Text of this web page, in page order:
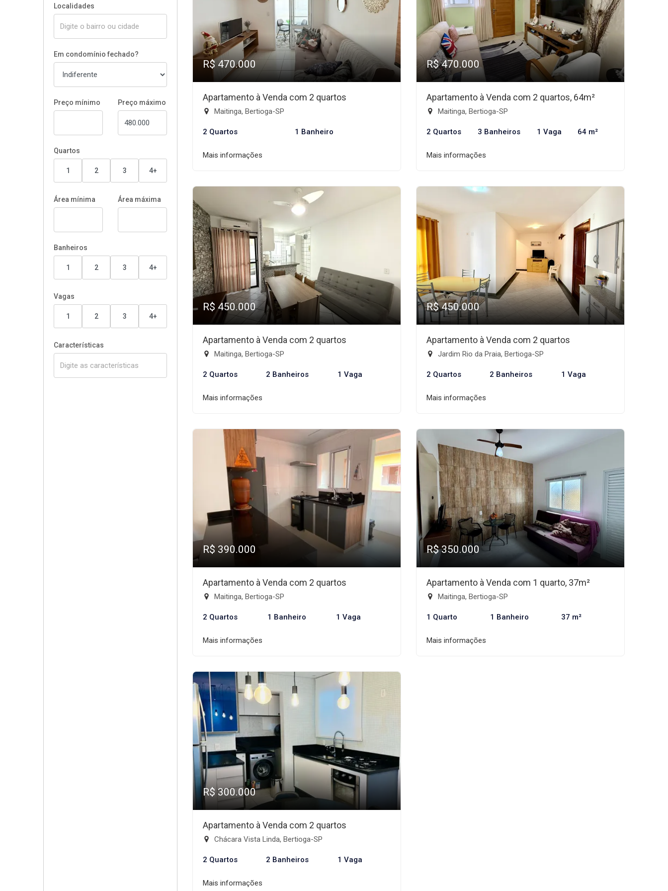
Localidades
Em condomínio fechado?
Preço mínimo Preço máximo
Quartos
1 2 3 4+
Área mínima Área máxima
Banheiros
1 2 3 4+
Vagas
1 2 3 4+
Características
R$ 470.000
Apartamento à Venda com 2 quartos
Maitinga, Bertioga-SP
2 Quartos 1 Banheiro
Mais informações
R$ 470.000
Apartamento à Venda com 2 quartos, 64m²
Maitinga, Bertioga-SP
2 Quartos 3 Banheiros 1 Vaga 64 m²
Mais informações
R$ 450.000
Apartamento à Venda com 2 quartos
Maitinga, Bertioga-SP
2 Quartos 2 Banheiros 1 Vaga
Mais informações
R$ 450.000
Apartamento à Venda com 2 quartos
Jardim Rio da Praia, Bertioga-SP
2 Quartos 2 Banheiros 1 Vaga
Mais informações
R$ 390.000
Apartamento à Venda com 2 quartos
Maitinga, Bertioga-SP
2 Quartos 1 Banheiro 1 Vaga
Mais informações
R$ 350.000
Apartamento à Venda com 1 quarto, 37m²
Maitinga, Bertioga-SP
1 Quarto 1 Banheiro 37 m²
Mais informações
R$ 300.000
Apartamento à Venda com 2 quartos
Chácara Vista Linda, Bertioga-SP
2 Quartos 2 Banheiros 1 Vaga
Mais informações